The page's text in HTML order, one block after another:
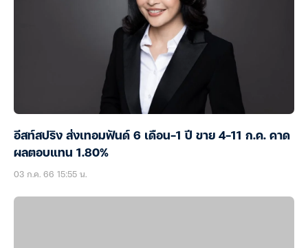
อีสท์สปริง ส่งเทอมฟันด์ 6 เดือน-1 ปี ขาย 4-11 ก.ค. คาด
ผลตอบแทน 1.80%
03 ก.ค. 66 15:55 น.